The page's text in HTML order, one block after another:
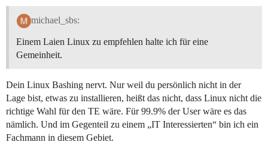
michael_sbs:
Einem Laien Linux zu empfehlen halte ich für eine
Gemeinheit.
Dein Linux Bashing nervt. Nur weil du persönlich nicht in der
Lage bist, etwas zu installieren, heißt das nicht, dass Linux nicht die
richtige Wahl für den TE wäre. Für 99.9% der User wäre es das
nämlich. Und im Gegenteil zu einem „IT Interessierten“ bin ich ein
Fachmann in diesem Gebiet.